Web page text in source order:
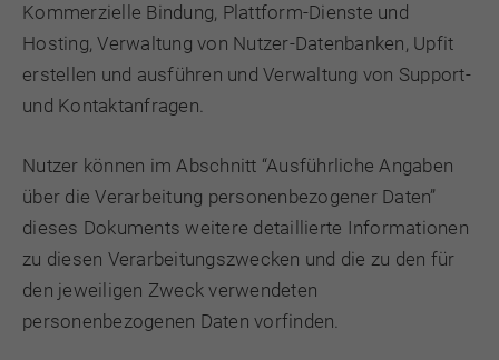
Kommerzielle Bindung, Plattform-Dienste und
Hosting, Verwaltung von Nutzer-Datenbanken, Upfit
erstellen und ausführen und Verwaltung von Support-
und Kontaktanfragen.
Nutzer können im Abschnitt “Ausführliche Angaben
über die Verarbeitung personenbezogener Daten”
dieses Dokuments weitere detaillierte Informationen
zu diesen Verarbeitungszwecken und die zu den für
den jeweiligen Zweck verwendeten
personenbezogenen Daten vorfinden.